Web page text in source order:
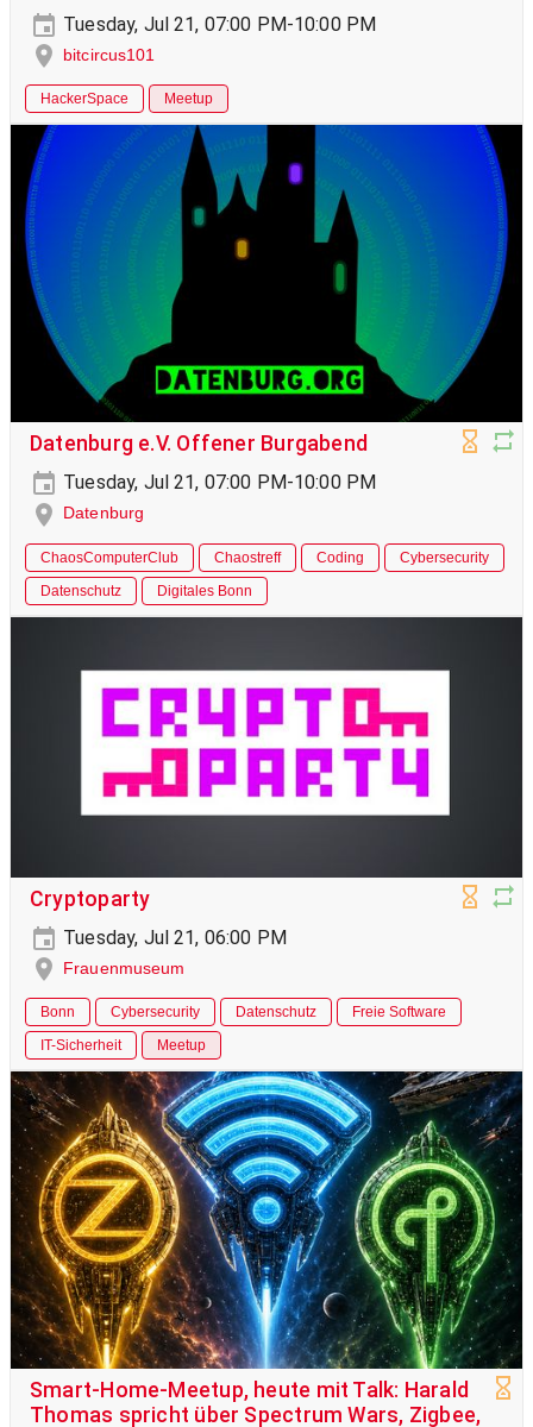
Tuesday, Jul 21, 07:00 PM-10:00 PM
bitcircus101
HackerSpace Meetup
Datenburg e.V. Offener Burgabend
Tuesday, Jul 21, 07:00 PM-10:00 PM
Datenburg
ChaosComputerClub Chaostreff Coding
Cybersecurity
Datenschutz
Digitales Bonn
Cryptoparty
Tuesday, Jul 21, 06:00 PM
Frauenmuseum
Bonn Cybersecurity Datenschutz
Freie Software
IT-Sicherheit
Meetup
Smart-Home-Meetup, heute mit Talk: Harald
Thomas spricht über Spectrum Wars, Zigbee,